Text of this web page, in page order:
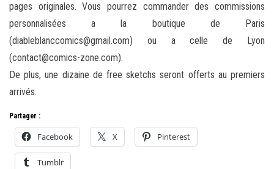
pages originales. Vous pourrez commander des commissions
personnalisées a la boutique de Paris
(diableblanccomics@gmail.com) ou a celle de Lyon
(contact@comics-zone.com).
De plus, une dizaine de free sketchs seront offerts au premiers
arrivés.
Partager :
Facebook X Pinterest
Tumblr